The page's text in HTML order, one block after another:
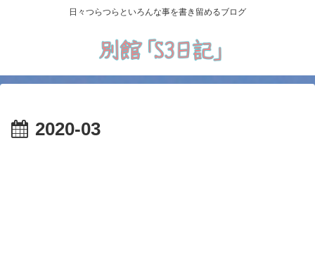
日々つらつらといろんな事を書き留めるブログ
2020-03